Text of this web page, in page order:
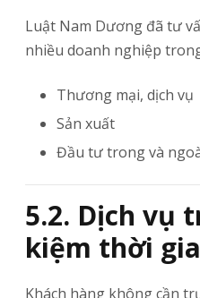
Luật Nam Dương đã tư
nhiều doanh nghiệp
Thương mại, dịch vụ
Sản xuất
Đầu tư trong và
5.2. Dịch vụ
kiệm thời
Khách hàng không cần